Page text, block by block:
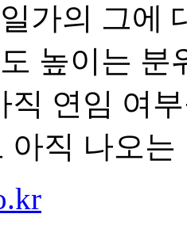
가의 그에
높이는
직 연임 여
아직 나오